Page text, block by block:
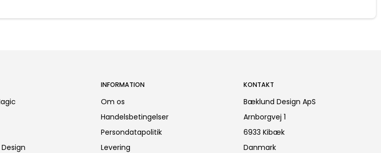
INFORMATION
Om os
Handelsbetingelser
Persondatapolitik
Levering
KONTAKT
Bæklund Design ApS
Arnborgvej 1
6933 Kibæk
Danmark